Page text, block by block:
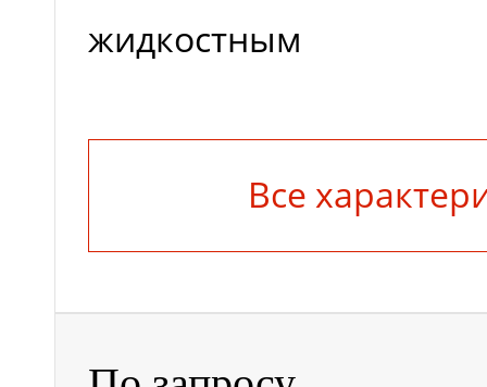
жидкостным
Мощность
двигателя SAE
Все